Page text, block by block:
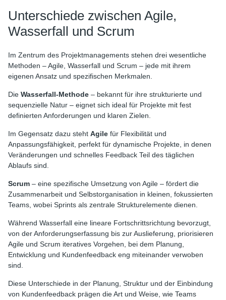
Unterschiede zwischen Agile,
Wasserfall und Scrum
Im Zentrum des Projektmanagements stehen drei wesentliche
Methoden – Agile, Wasserfall und Scrum – jede mit ihrem
eigenen Ansatz und spezifischen Merkmalen.
Die Wasserfall-Methode – bekannt für ihre strukturierte und
sequenzielle Natur – eignet sich ideal für Projekte mit fest
definierten Anforderungen und klaren Zielen.
Im Gegensatz dazu steht Agile für Flexibilität und
Anpassungsfähigkeit, perfekt für dynamische Projekte, in denen
Veränderungen und schnelles Feedback Teil des täglichen
Ablaufs sind.
Scrum – eine spezifische Umsetzung von Agile – fördert die
Zusammenarbeit und Selbstorganisation in kleinen, fokussierten
Teams, wobei Sprints als zentrale Strukturelemente dienen.
Während Wasserfall eine lineare Fortschrittsrichtung bevorzugt,
von der Anforderungserfassung bis zur Auslieferung, priorisieren
Agile und Scrum iteratives Vorgehen, bei dem Planung,
Entwicklung und Kundenfeedback eng miteinander verwoben
sind.
Diese Unterschiede in der Planung, Struktur und der Einbindung
von Kundenfeedback prägen die Art und Weise, wie Teams